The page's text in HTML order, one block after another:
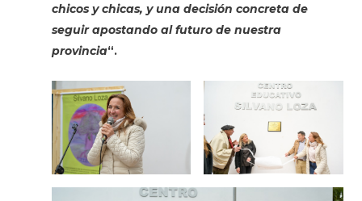
chicos y chicas, y una decisión concreta de
seguir apostando al futuro de nuestra
provincia“.